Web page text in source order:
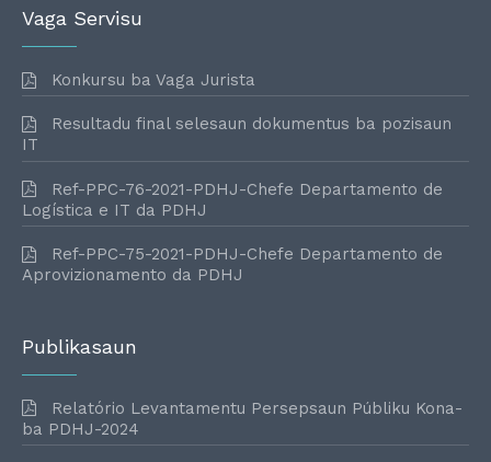
Vaga Servisu
Konkursu ba Vaga Jurista
Resultadu final selesaun dokumentus ba pozisaun
IT
Ref-PPC-76-2021-PDHJ-Chefe Departamento de
Logística e IT da PDHJ
Ref-PPC-75-2021-PDHJ-Chefe Departamento de
Aprovizionamento da PDHJ
Publikasaun
Relatório Levantamentu Persepsaun Públiku Kona-
ba PDHJ-2024